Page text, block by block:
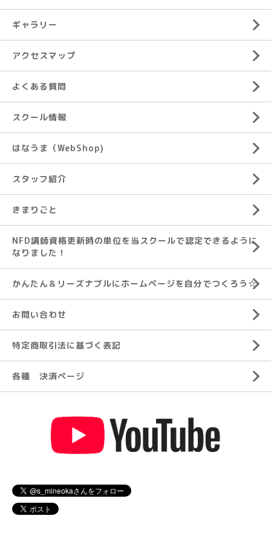
ギャラリー
アクセスマップ
よくある質問
スクール情報
はなうま（WebShop)
スタッフ紹介
きまりごと
NFD講師資格更新時の単位を当スクールで認定できるように
なりました！
かんたん＆リーズナブルにホームページを自分でつくろう☆
お問い合わせ
特定商取引法に基づく表記
各種 決済ページ